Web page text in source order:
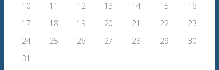
10
11 12 13 14 15
16
17
18 19 20 21 22
23
24
25 26 27 28 29
30
31